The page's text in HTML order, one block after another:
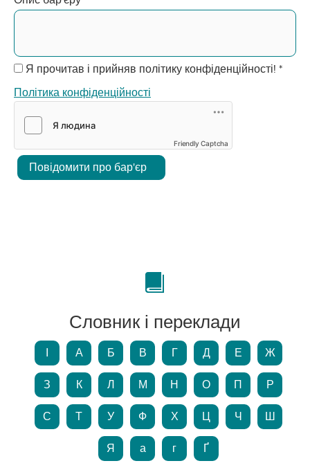
Я прочитав і прийняв політику конфіденційності! *
Політика конфіденційності
Friendly Captcha
Повідомити про бар'єр
Словник і переклади
А Б В Г Д Е Ж
З К Л М Н О П Р
С Т У Ф Х Ц Ч Ш
Я а г Ґ